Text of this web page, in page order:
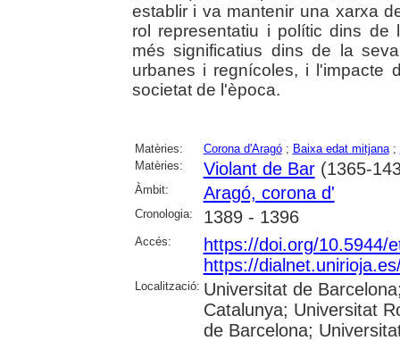
establir i va mantenir una xarxa
rol representatiu i polític dins de
més significatius dins de la
urbanes i regnícoles, i l'impacte
societat de l'època.
Matèries: Corona d'Aragó; Baixa edat mitjana;
Matèries:
Violant de Bar(1365-
Àmbit: Aragó, corona d'
Cronologia: 1389 - 1396
Accés:
https://doi.org/10.5944/
https://
Localització: Universitat de
Catalunya; Universitat
de Barcelona;